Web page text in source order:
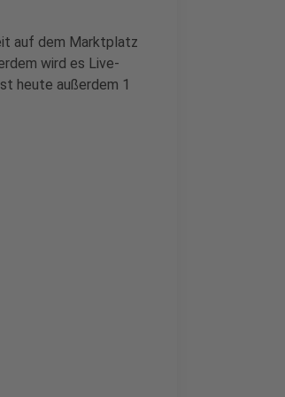
auf dem Marktplatz
wird es Live-
heute außerdem 1